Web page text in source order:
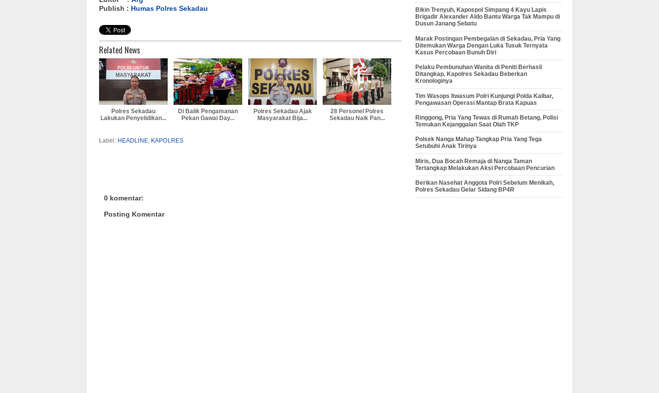
Publish : Humas Polres Sekadau
Related News
Polres Sekadau
Lakukan Penyelidikan...
Di Balik Pengamanan
Pekan Gawai Day...
Polres Sekadau Ajak
Masyarakat Bija...
28 Personel Polres
Sekadau Naik Pan...
Label: HEADLINE, KAPOLRES
0 komentar:
Posting Komentar
Bikin Trenyuh, Kapospol Simpang 4 Kayu Lapis
Brigadir Alexander Aldo Bantu Warga Tak Mampu di
Dusun Janang Sebatu
Marak Postingan Pembegalan di Sekadau, Pria Yang
Ditemukan Warga Dengan Luka Tusuk Ternyata
Kasus Percobaan Bunuh Diri
Pelaku Pembunuhan Wanita di Peniti Berhasil
Ditangkap, Kapolres Sekadau Beberkan
Kronologinya
Tim Wasops Itwasum Polri Kunjungi Polda Kalbar,
Pengawasan Operasi Mantap Brata Kapuas
Ringgong, Pria Yang Tewas di Rumah Betang, Polisi
Temukan Kejanggalan Saat Olah TKP
Polsek Nanga Mahap Tangkap Pria Yang Tega
Setubuhi Anak Tirinya
Miris, Dua Bocah Remaja di Nanga Taman
Tertangkap Melakukan Aksi Percobaan Pencurian
Berikan Nasehat Anggota Polri Sebelum Menikah,
Polres Sekadau Gelar Sidang BP4R